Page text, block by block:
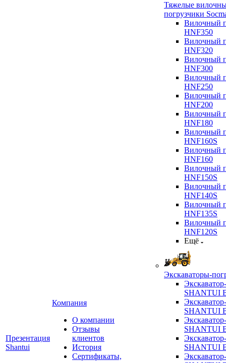
Презентация
Shantui
Компания
О компании
Отзывы
клиентов
История
Сертификаты,
Тяжелые
погрузчики
Вилочный
HNF350
Вилочный
HNF320
Вилочный
HNF300
Вилочный
HNF250
Вилочный
HNF200
Вилочный
HNF180
Вилочный
HNF160S
Вилочный
HNF160
Вилочный
HNF150S
Вилочный
HNF140S
Вилочный
HNF135S
Вилочный
HNF120S
Ещё
Экскаваторы-
SHANTUI
SHANTUI
SHANTUI
SHANTUI